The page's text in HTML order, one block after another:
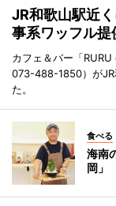
JR和歌山駅近
事系ワッフル提
カフェ＆バー「
073-488-1850）がJR
た。
食べる
海南
岡」